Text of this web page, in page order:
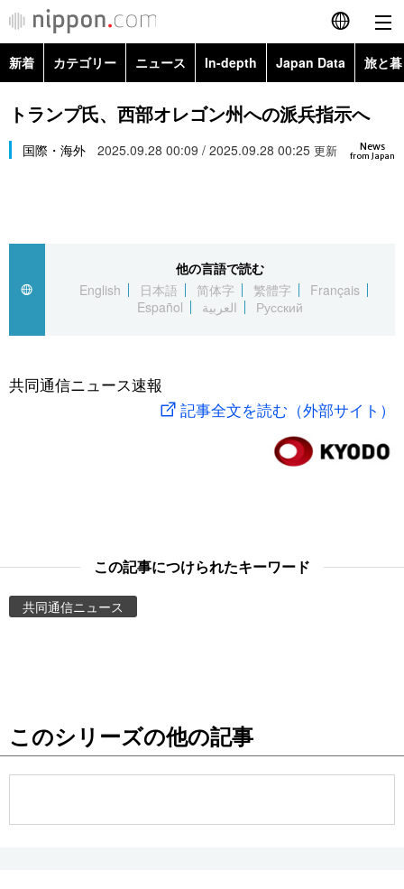
English
简体字
繁體字
العربية
社会
旅と暮らし
東京
新着 カテゴリー ニュース In-depth Japan Data 旅と
政治・外交
経済・ビジネス
社会
文化
科学・技術
暮らし
Topics
Images
お知らせ
トランプ氏、西部オレゴン州への派兵指示へ
News
from Japan
国際・海外 2025.09.28 00:09 / 2025.09.28 00:25 更新
他の言語で読む
English
日本語 简体字 繁體字
Français
Español
العربية Русский
共同通信ニュース速報
記事全文を読む（外部サイト）
この記事につけられたキーワード
共同通信ニュース
このシリーズの他の記事